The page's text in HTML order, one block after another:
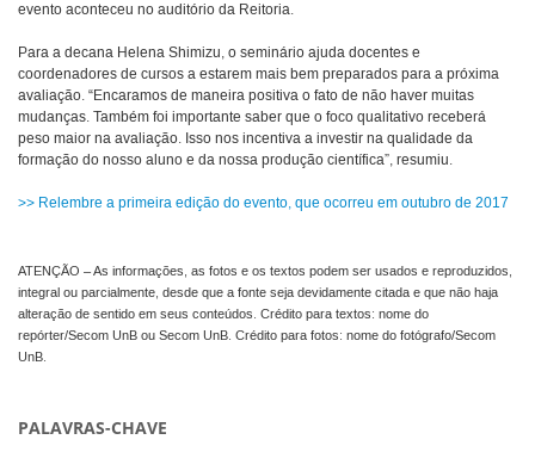
evento aconteceu no auditório da Reitoria.
Para a decana Helena Shimizu, o seminário ajuda docentes e
coordenadores de cursos a estarem mais bem preparados para a próxima
avaliação. “Encaramos de maneira positiva o fato de não haver muitas
mudanças. Também foi importante saber que o foco qualitativo receberá
peso maior na avaliação. Isso nos incentiva a investir na qualidade da
formação do nosso aluno e da nossa produção científica”, resumiu.
>> Relembre a primeira edição do evento, que ocorreu em outubro de 2017
ATENÇÃO – As informações, as fotos e os textos podem ser usados e reproduzidos,
integral ou parcialmente, desde que a fonte seja devidamente citada e que não haja
alteração de sentido em seus conteúdos. Crédito para textos: nome do
repórter/Secom UnB ou Secom UnB. Crédito para fotos: nome do fotógrafo/Secom
UnB.
PALAVRAS-CHAVE